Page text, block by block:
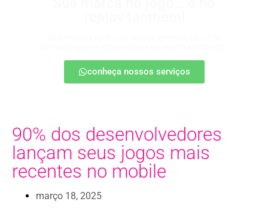
conheça nossos serviços
90% dos desenvolvedores
lançam seus jogos mais
recentes no mobile
março 18, 2025